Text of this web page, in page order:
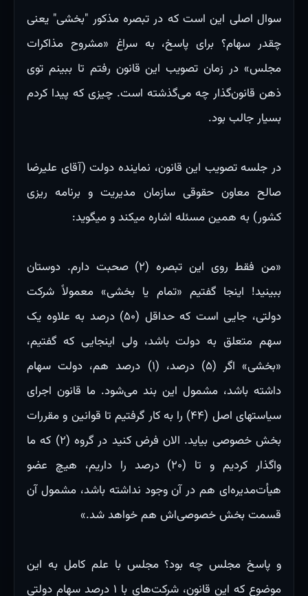
سوال اصلی این است که در تبصره مذکور "بخشی" یعنی
چقدر سهام؟ برای پاسخ، به سراغ «مشروح مذاکرات
مجلس» در زمان تصویب این قانون رفتم تا ببینم توی
ذهن قانون‌گذار چه می‌گذشته است. چیزی که پیدا کردم
بسیار جالب بود.
در جلسه تصویب این قانون، نماینده دولت (آقای علیرضا
صالح معاون حقوقی سازمان مدیریت و برنامه ریزی
کشور) به همین مسئله اشاره میکند و میگوید:
«من فقط روی این تبصره (۲) صحبت دارم. دوستان
ببینید! اینجا گفتیم «تمام یا بخشی» معمولاً شرکت
دولتی، جایی است که حداقل (۵۰) درصد به علاوه یک
سهم متعلق به دولت باشد، ولی اینجایی که گفتیم،
«بخشی» اگر (۵) درصد، (۱) درصد هم، دولت سهام
داشته باشد، مشمول این بند می‌شود. ما قانون اجرای
سیاستهای اصل (۴۴) را به کار گرفتیم تا قوانین و مقررات
بخش خصوصی بیاید. الان فرض کنید در گروه (۲) که ما
واگذار کردیم و تا (۲۰) درصد را داریم، هیچ عضو
هیأت‌مدیره‌ای هم در آن وجود نداشته باشد، مشمول آن
قسمت بخش خصوصی‌اش هم خواهد شد.»
و پاسخ مجلس چه بود؟ مجلس با علم کامل به این
موضوع که این قانون، شرکت‌های با ۱ درصد سهام دولتی